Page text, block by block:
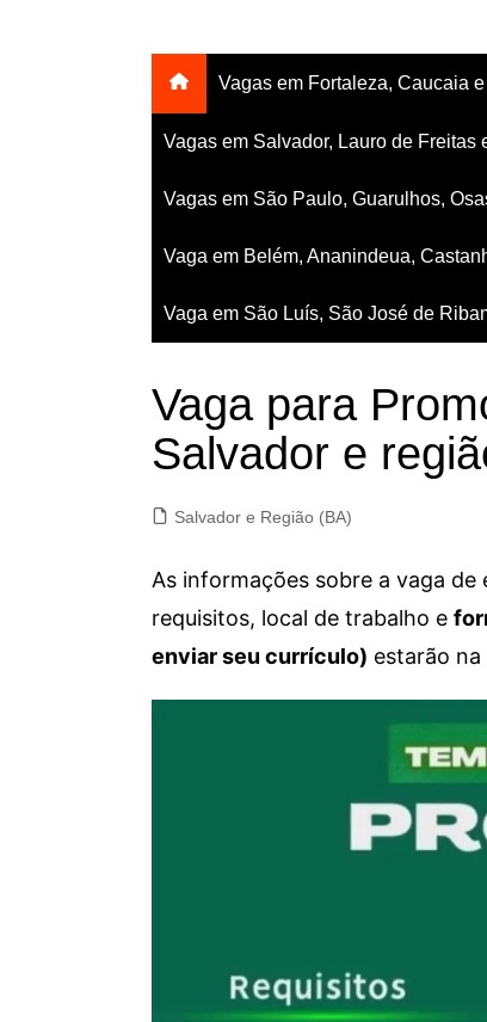
Vagas em Fortaleza, Caucaia
Vagas em Salvador, Lauro de Freitas
Vagas em São Paulo, Guarulhos,
Vaga em Belém, Ananindeua,
Vaga em São Luís, São José de
Vaga para
Salvador e
Salvador e Região (BA)
As informações sobre a vaga
requisitos, local de trabalho e
enviar seu currículo) estarão na